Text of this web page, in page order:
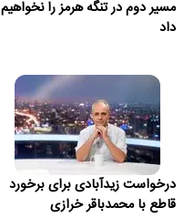
مسیر دوم در تنگه هرمز را نخواهیم
داد
درخواست زیدآبادی برای برخورد
قاطع با محمدباقر خرازی